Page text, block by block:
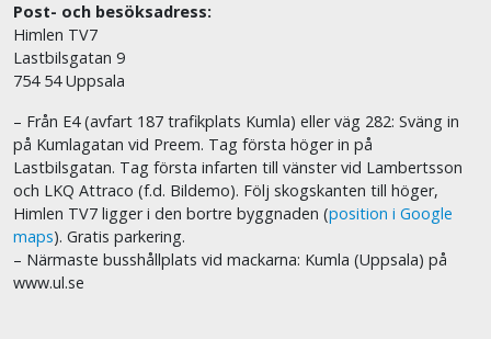
Post- och besöksadress:
Himlen TV7
Lastbilsgatan 9
754 54 Uppsala
– Från E4 (avfart 187 trafikplats Kumla) eller väg 282: Sväng in
på Kumlagatan vid Preem. Tag första höger in på
Lastbilsgatan. Tag första infarten till vänster vid Lambertsson
och LKQ Attraco (f.d. Bildemo). Följ skogskanten till höger,
Himlen TV7 ligger i den bortre byggnaden (position i Google
maps). Gratis parkering.
– Närmaste busshållplats vid mackarna: Kumla (Uppsala) på
www.ul.se